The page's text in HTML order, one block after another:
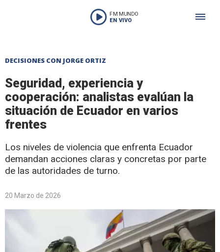
FM MUNDO
EN VIVO
DECISIONES CON JORGE ORTIZ
Seguridad, experiencia y
cooperación: analistas evalúan la
situación de Ecuador en varios
frentes
Los niveles de violencia que enfrenta Ecuador
demandan acciones claras y concretas por parte
de las autoridades de turno.
20 Marzo de 2026